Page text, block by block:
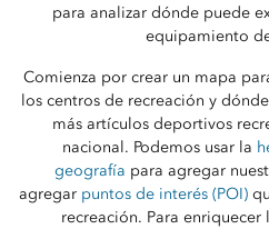
para analizar dónde puede
equipamiento
Comienza por crear un mapa
los centros de recreación y
más artículos deportivos
nacional. Podemos usar la
geografía para agregar
agregar puntos de interés (POI)
recreación. Para